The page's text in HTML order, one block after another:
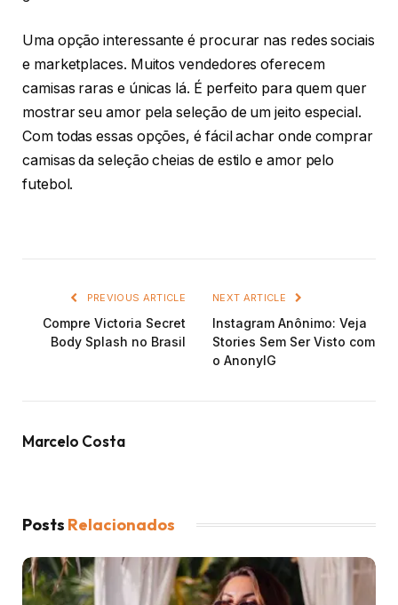
Uma opção interessante é procurar nas redes sociais
e marketplaces. Muitos vendedores oferecem
camisas raras e únicas lá. É perfeito para quem quer
mostrar seu amor pela seleção de um jeito especial.
Com todas essas opções, é fácil achar onde comprar
camisas da seleção cheias de estilo e amor pelo
futebol.
PREVIOUS ARTICLE
Compre Victoria Secret
Body Splash no Brasil
NEXT ARTICLE
Instagram Anônimo: Veja
Stories Sem Ser Visto com
o AnonyIG
Marcelo Costa
Posts Relacionados